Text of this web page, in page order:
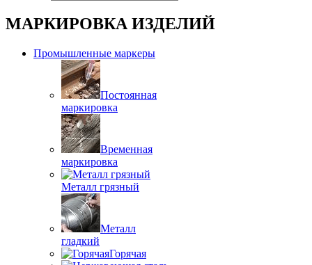
МАРКИРОВКА ИЗДЕЛИЙ
Промышленные маркеры
Постоянная
маркировка
Временная
маркировка
Металл грязный
Металл
гладкий
Горячая